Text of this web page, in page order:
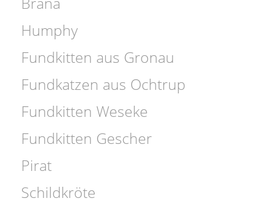
Humphy
Fundkitten aus Gronau
Fundkatzen aus Ochtrup
Fundkitten Weseke
Fundkitten Gescher
Pirat
Schildkröte